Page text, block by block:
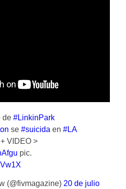
de #LinkinPark
se #suicida en #LA
VIDEO >
pic.
(@fivmagazine) 20 de julio